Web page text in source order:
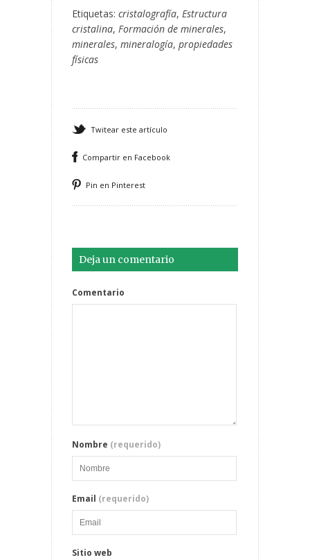
Etiquetas: cristalografía, Estructura
cristalina, Formación de minerales,
minerales, mineralogía, propiedades
físicas
Twitear este artículo
Compartir en Facebook
Pin en Pinterest
Deja un comentario
Comentario
Nombre (requerido)
Email (requerido)
Sitio web